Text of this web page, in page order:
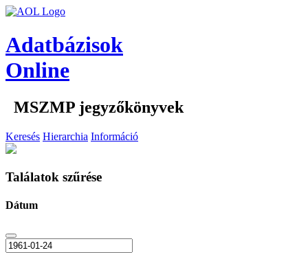
Adatbázisok
Online
MSZMP jegyzőkönyvek
Keresés Hierarchia Információ
Találatok szűrése
Dátum